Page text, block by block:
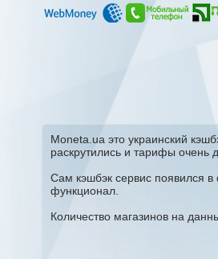
Moneta.ua это украинский
раскрутились и тарифы очень
Сам кэшбэк сервис появился
функционал.
Количество магазинов на